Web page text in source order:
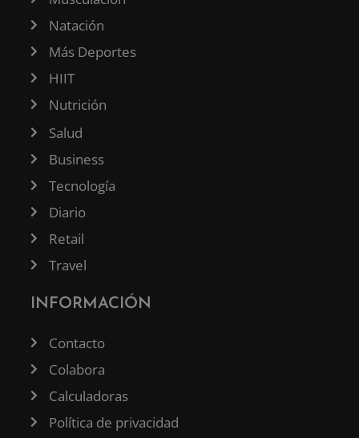
Natación
Más Deportes
HIIT
Nutrición
Salud
Business
Tecnología
Diario
Retail
Travel
INFORMACIÓN
Contacto
Colabora
Calculadoras
Política de privacidad